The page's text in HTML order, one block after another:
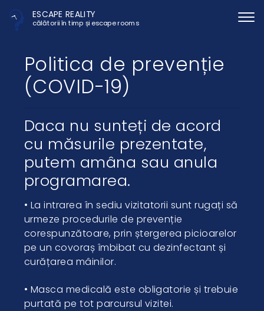
ESCAPE REALITY
călătorii în timp și escape rooms
Politica de prevenție
(COVID-19)
Daca nu sunteți de acord
cu măsurile prezentate,
putem amâna sau anula
programarea.
• La intrarea în sediu vizitatorii sunt rugați să
urmeze procedurile de prevenție
corespunzătoare, prin ștergerea picioarelor
pe un covoraș îmbibat cu dezinfectant și
curățarea mâinilor.
• Masca medicală este obligatorie și trebuie
purtată pe tot parcursul vizitei.